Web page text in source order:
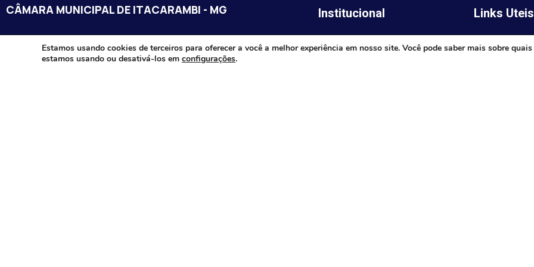
CÂMARA MUNICIPAL DE ITACARAMBI - MG
Endereço: Av. Juca Nascimento, n.º 240, Nossa Senhora de Fátima,
Itacarambi/MG – CEP: 39470-000
Institucional
Legislativo
Links Uteis
Prefeitura de
Estamos usando cookies de terceiros para oferecer a você a melhor experiência em nosso site. Você pode saber mais sobre
estamos usando ou desativá-los em configurações.